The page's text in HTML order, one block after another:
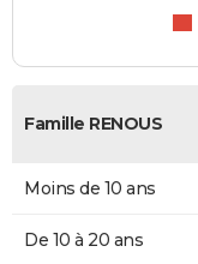
Famille RENOUS
Moins de 10 ans
De 10 à 20 ans